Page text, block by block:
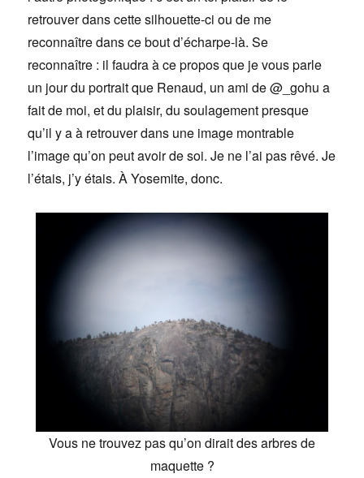
retrouver dans cette silhouette-ci ou de me
reconnaître dans ce bout d’écharpe-là. Se
reconnaître : il faudra à ce propos que je vous parle
un jour du portrait que Renaud, un ami de @_gohu a
fait de moi, et du plaisir, du soulagement presque
qu’il y a à retrouver dans une image montrable
l’image qu’on peut avoir de soi. Je ne l’ai pas rêvé. Je
l’étais, j’y étais. À Yosemite, donc.
Vous ne trouvez pas qu’on dirait des arbres de
maquette ?